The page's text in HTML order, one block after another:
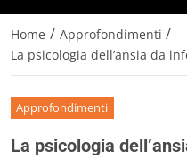
Home / Approfondimenti /
La psicologia dell’ansia da
Approfondimenti
La psicologia